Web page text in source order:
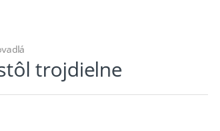
trojdielne